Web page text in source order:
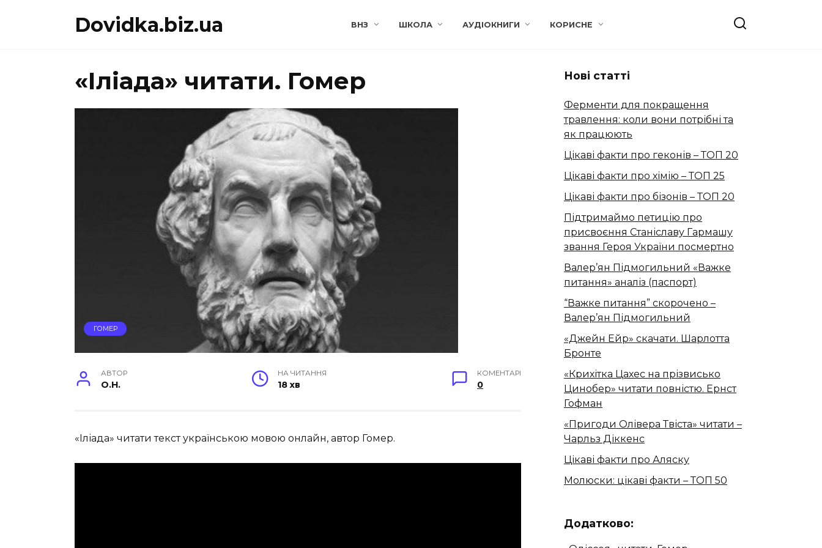
Dovidka.biz.ua ВНЗ ШКОЛА АУДІОКНИГИ КОРИСНЕ
«Іліада» читати. Гомер
ГОМЕР
АВТОР
O.H.
НА ЧИТАННЯ
18 хв
КОМЕНТАРІ
0
«Іліада» читати текст українською мовою онлайн, автор Гомер.
Нові статті
Ферменти для покращення
травлення: коли вони потрібні та
як працюють
Цікаві факти про геконів – ТОП 20
Цікаві факти про хімію – ТОП 25
Цікаві факти про бізонів – ТОП 20
Підтримаймо петицію про
присвоєння Станіславу Гармашу
звання Героя України посмертно
Валер’ян Підмогильний «Важке
питання» аналіз (паспорт)
“Важке питання” скорочено –
Валер’ян Підмогильний
«Джейн Ейр» скачати. Шарлотта
Бронте
«Крихітка Цахес на прізвисько
Цинобер» читати повністю. Ернст
Гофман
«Пригоди Олівера Твіста» читати –
Чарльз Діккенс
Цікаві факти про Аляску
Молюски: цікаві факти – ТОП 50
Додатково: